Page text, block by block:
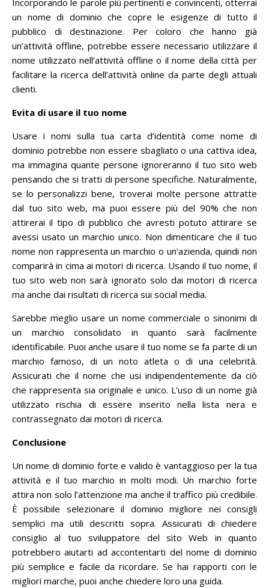
Incorporando le parole più pertinenti e convincenti, otterrai
un nome di dominio che copre le esigenze di tutto il
pubblico di destinazione. Per coloro che hanno già
un’attività offline, potrebbe essere necessario utilizzare il
nome utilizzato nell’attività offline o il nome della città per
facilitare la ricerca dell’attività online da parte degli attuali
clienti.
Evita di usare il tuo nome
Usare i nomi sulla tua carta d’identità come nome di
dominio potrebbe non essere sbagliato o una cattiva idea,
ma immagina quante persone ignoreranno il tuo sito web
pensando che si tratti di persone specifiche. Naturalmente,
se lo personalizzi bene, troverai molte persone attratte
dal tuo sito web, ma puoi essere più del 90% che non
attirerai il tipo di pubblico che avresti potuto attirare se
avessi usato un marchio unico. Non dimenticare che il tuo
nome non rappresenta un marchio o un’azienda, quindi non
comparirà in cima ai motori di ricerca. Usando il tuo nome, il
tuo sito web non sarà ignorato solo dai motori di ricerca
ma anche dai risultati di ricerca sui social media.
Sarebbe meglio usare un nome commerciale o sinonimi di
un marchio consolidato in quanto sarà facilmente
identificabile. Puoi anche usare il tuo nome se fa parte di un
marchio famoso, di un noto atleta o di una celebrità.
Assicurati che il nome che usi indipendentemente da ciò
che rappresenta sia originale e unico. L’uso di un nome già
utilizzato rischia di essere inserito nella lista nera e
contrassegnato dai motori di ricerca.
Conclusione
Un nome di dominio forte e valido è vantaggioso per la tua
attività e il tuo marchio in molti modi. Un marchio forte
attira non solo l’attenzione ma anche il traffico più credibile.
È possibile selezionare il dominio migliore nei consigli
semplici ma utili descritti sopra. Assicurati di chiedere
consiglio al tuo sviluppatore del sito Web in quanto
potrebbero aiutarti ad accontentarti del nome di dominio
più semplice e facile da ricordare.Se hai rapporti con le
migliori marche, puoi anche chiedere loro una guida.